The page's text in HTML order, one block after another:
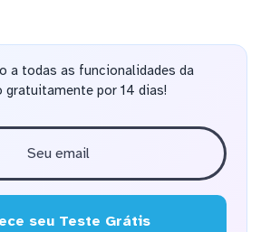
a todas as funcionalidades da
gratuitamente por 14 dias!
seu Teste Grátis